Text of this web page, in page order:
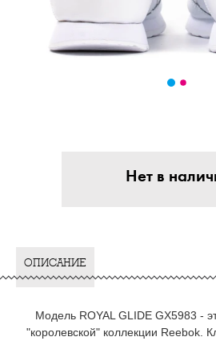
Нет в
ОПИСАНИЕ
Модель ROYAL GLIDE GX5983 -
"королевской" коллекции Reebok.